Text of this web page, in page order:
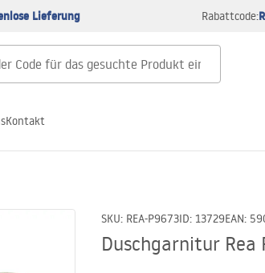
Lieferung Rabattcode:
Kontakt
SKU: REA-P9673ID: 13729EAN:
Duschgarnitur Rea